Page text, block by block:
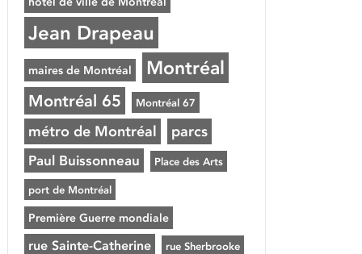
Jean Drapeau
maires de Montréal Montréal
Montréal 65 Montréal 67
métro de Montréal parcs
Paul Buissonneau Place des Arts
port de Montréal
Première Guerre mondiale
rue Sainte-Catherine rue Sherbrooke